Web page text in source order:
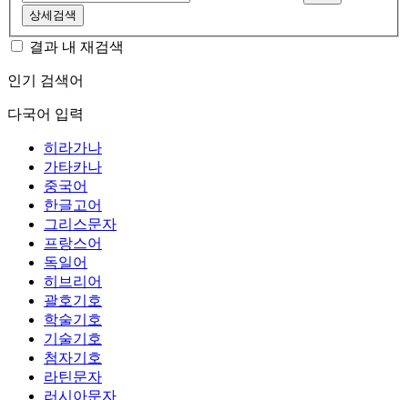
상세검색
결과 내 재검색
인기 검색어
다국어 입력
히라가나
가타카나
중국어
한글고어
그리스문자
프랑스어
독일어
히브리어
괄호기호
학술기호
기술기호
첨자기호
라틴문자
러시아문자